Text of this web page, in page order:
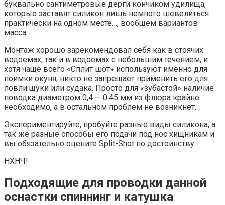
буквально сантиметровые дерги кончиком удилища,
которые заставят силикон лишь немного шевелиться
практически на одном месте…, вообщем вариантов
масса.
Монтаж хорошо зарекомендовал себя как в стоячих
водоемах, так и в водоемах с небольшим течением, и
хотя чаще всего «Сплит шот» используют именно для
поимки окуня, никто не запрещает применить его для
ловли щуки или судака. Просто для «зубастой» наличие
поводка диаметром 0,4 — 0.45 мм из флюра крайне
необходимо, а в остальном проблем не возникнет.
Экспериментируйте, пробуйте разные виды силикона, а
так же разные способы его подачи под нос хищникам и
вы обязательно оцените Split-Shot по достоинству.
НХНЧ!
Подходящие для проводки данной
оснастки спиннинг и катушка